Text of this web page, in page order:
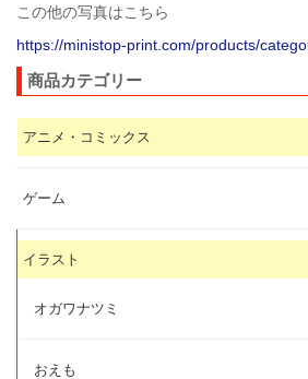
この他の写真はこちら
https://ministop-print.com/products/
商品カテゴリー
アニメ・コミックス
ゲーム
イラスト
オガワナツミ
おえも